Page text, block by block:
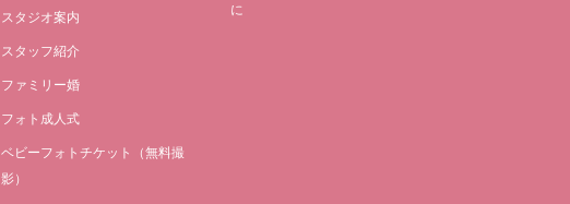
スタジオ案内
スタッフ紹介
ファミリー婚
フォト成人式
ベビーフォトチケット（無料撮
影）
に